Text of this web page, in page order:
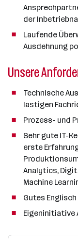
der
Laufende
Ausdehnung
Unsere
Technische
lastigen
Prozess- und
Sehr gute IT-
erste
Analytics,
Machine
Gutes
Eigeninitiative